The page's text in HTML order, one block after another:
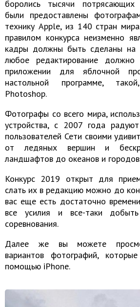
боролись тысячи потрясающих
были предоставлены
технику Apple, из 140 стран
правилом конкурса неизменно
кадры должны быть сделаны на
любое редактирование должно
приложении для яблочной
настольной программе,
Photoshop.
Фотографы со всего мира,
устройства, с 2007 года
пользователей Сети своими
от ледяных вершин и
ландшафтов до океанов и
Конкурс 2019 открыт для
слать их в редакцию можно до
вас еще есть достаточно
все усилия и все-таки
соревнования.
Далее же вы можете
вариантов фотографий,
помощью iPhone.